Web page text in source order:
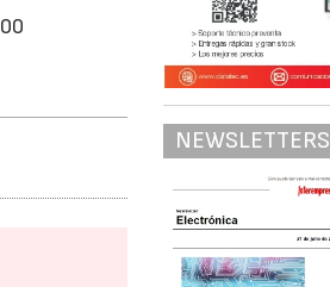
NEWSLETTERS